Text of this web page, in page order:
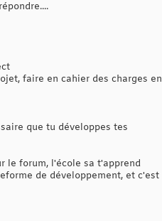
faire en cahier des charges en
que tu développes tes
le forum, l'école sa t'apprend
de développement, et c'est